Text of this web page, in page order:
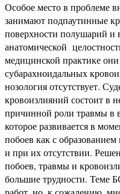
Особое место в проблеме
занимают подпаутинные
поверхности полушарий и
анатомической
медицинской практике
субарахноидальных
нозология отсутствует.
кровоизлияний состоит в
причинной роли травмы в
которое развивается в
побоев как с
и при их отсутствии.
побоев, травмы и
большие трудности. Теме